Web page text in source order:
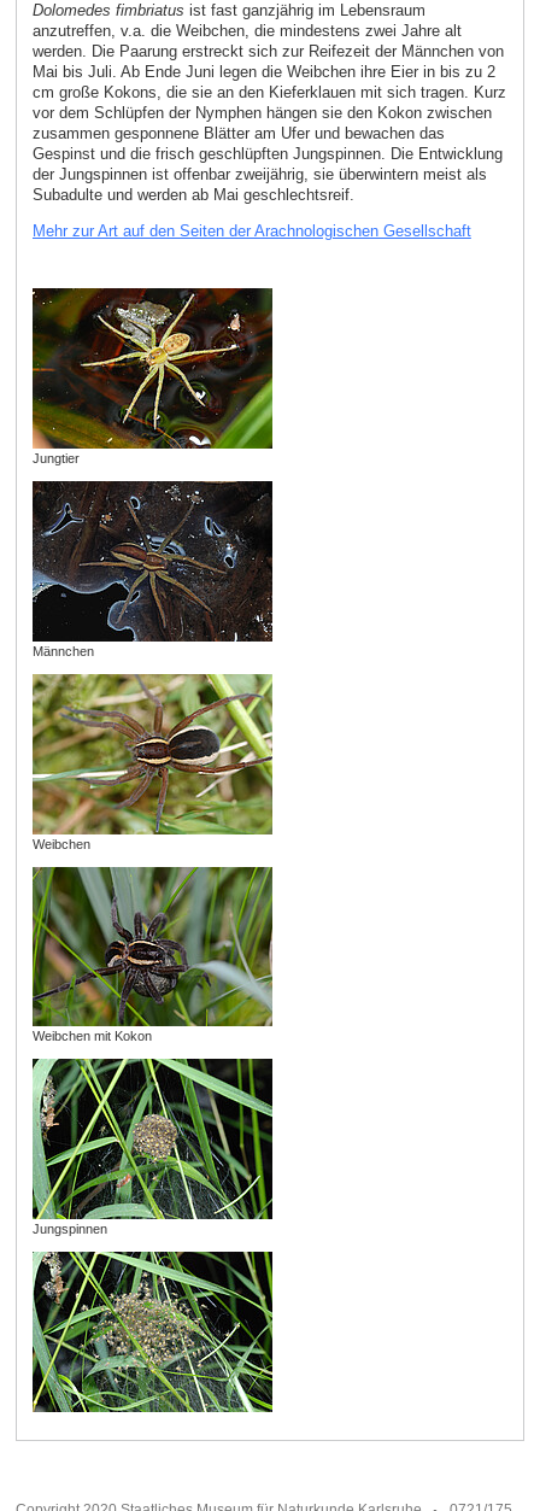
Dolomedes fimbriatus ist fast ganzjährig im Lebensraum
anzutreffen, v.a. die Weibchen, die mindestens zwei Jahre alt
werden. Die Paarung erstreckt sich zur Reifezeit der Männchen von
Mai bis Juli. Ab Ende Juni legen die Weibchen ihre Eier in bis zu 2
cm große Kokons, die sie an den Kieferklauen mit sich tragen. Kurz
vor dem Schlüpfen der Nymphen hängen sie den Kokon zwischen
zusammen gesponnene Blätter am Ufer und bewachen das
Gespinst und die frisch geschlüpften Jungspinnen. Die Entwicklung
der Jungspinnen ist offenbar zweijährig, sie überwintern meist als
Subadulte und werden ab Mai geschlechtsreif.
Mehr zur Art auf den Seiten der Arachnologischen Gesellschaft
Jungtier
Männchen
Weibchen
Weibchen mit Kokon
Jungspinnen